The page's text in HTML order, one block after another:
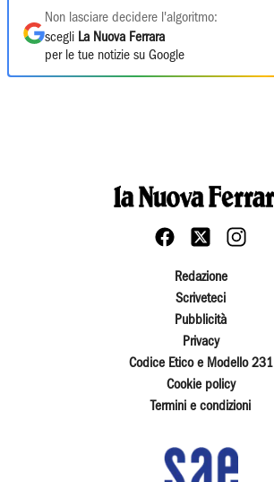
Non lasciare decidere l'algoritmo:
scegli La Nuova Ferrara
per le tue notizie su Google
Redazione
Scriveteci
Pubblicità
Privacy
Codice Etico e Modello 231
Cookie policy
Termini e condizioni